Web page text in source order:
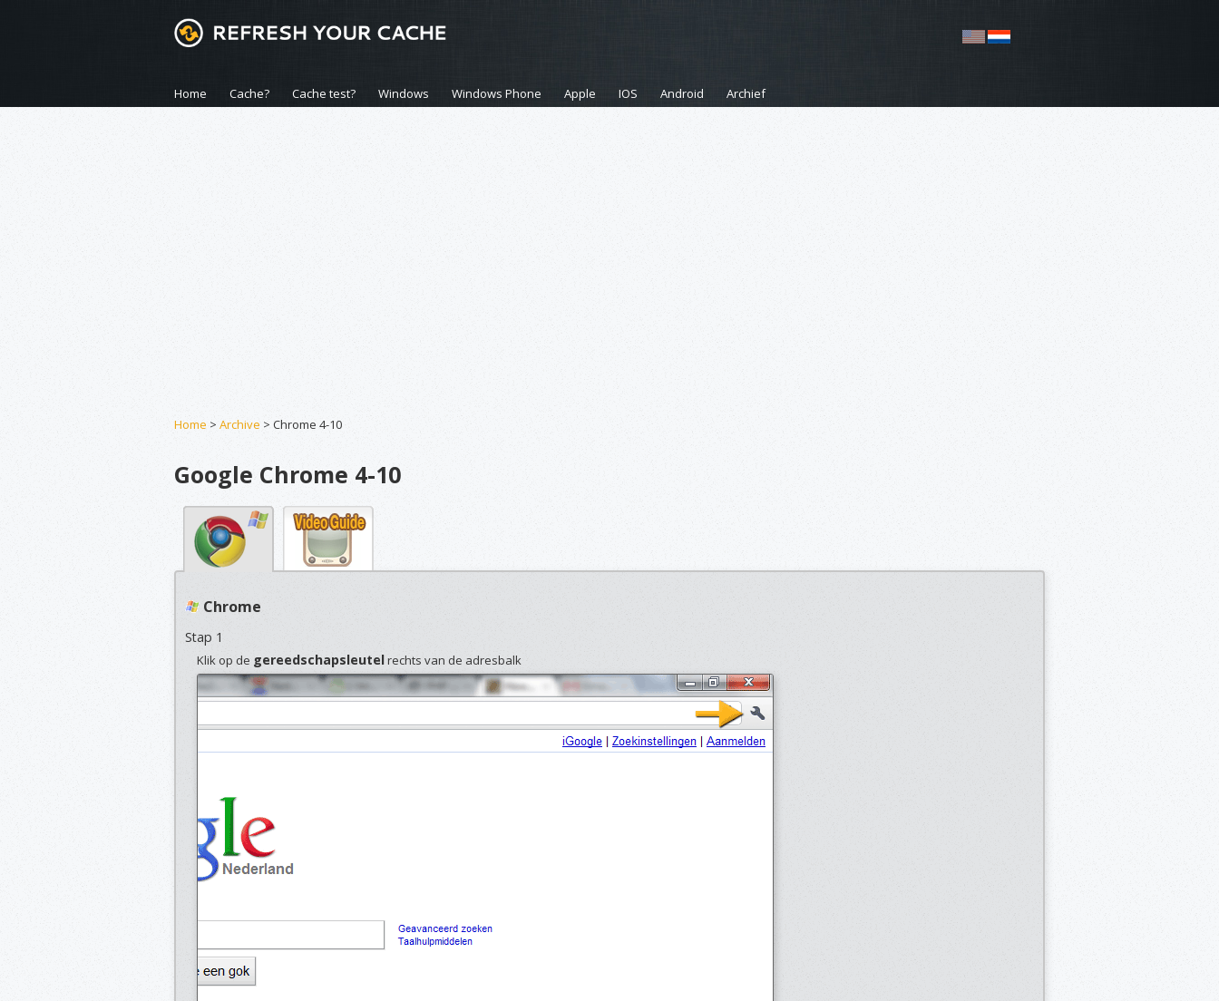
Home Cache? Cache test? Windows Windows Phone Apple IOS Android Archief
Home > Archive > Chrome 4-10
Google Chrome 4-10
Chrome
Stap 1
Klik op de gereedschapsleutelrechts van de adresbalk